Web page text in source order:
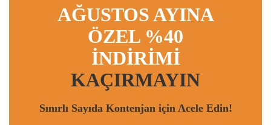
AĞUSTOS AYINA
ÖZEL %40
İNDİRİMİ
KAÇIRMAYIN
Sınırlı Sayıda Kontenjan için Acele Edin!